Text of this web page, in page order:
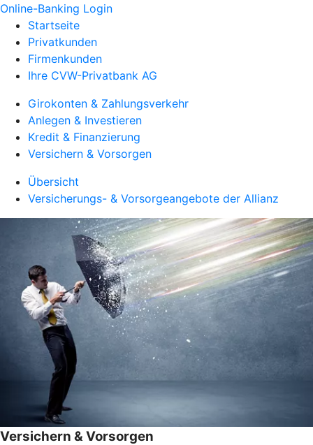
Online-Banking Login
Startseite
Privatkunden
Firmenkunden
Ihre CVW-Privatbank AG
Girokonten & Zahlungsverkehr
Anlegen & Investieren
Kredit & Finanzierung
Versichern & Vorsorgen
Übersicht
Versicherungs- & Vorsorgeangebote der Allianz
Versichern & Vorsorgen